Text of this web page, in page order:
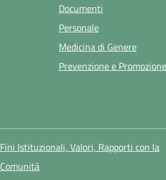
Documenti
Personale
Medicina di Genere
Prevenzione e
Fini Istituzionali, Valori, Rapporti con la
Comunità